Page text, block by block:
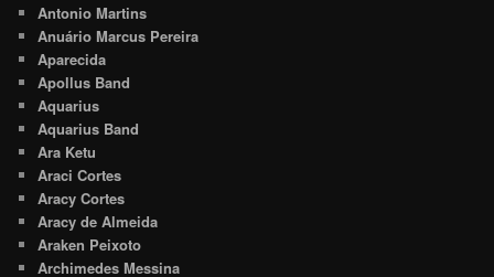
Antonio Martins
Anuário Marcus Pereira
Aparecida
Apollus Band
Aquarius
Aquarius Band
Ara Ketu
Araci Cortes
Aracy Cortes
Aracy de Almeida
Araken Peixoto
Archimedes Messina